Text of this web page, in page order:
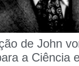
de John
a Ciência